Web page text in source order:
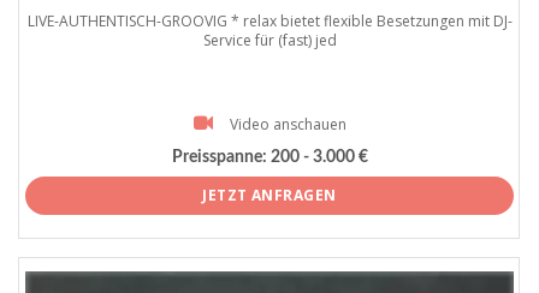
LIVE-AUTHENTISCH-GROOVIG * relax bietet flexible Besetzungen mit DJ-
Service für (fast) jed
Video anschauen
Preisspanne: 200 - 3.000 €
JETZT ANFRAGEN